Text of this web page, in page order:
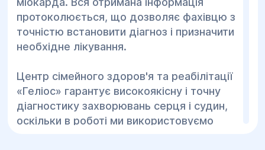
протоколюється, що дозволяє фахівцю з
точністю встановити діагноз і призначити
необхідне лікування.
Центр сімейного здоров'я та реабілітації
«Геліос» гарантує високоякісну і точну
діагностику захворювань серця і судин,
оскільки в роботі ми використовуємо